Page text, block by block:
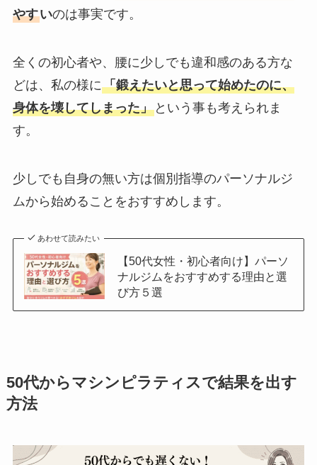
やすいのは事実です。
全くの初心者や、腰に少しでも違和感のある方な
どは、私の様に「鍛えたいと思って始めたのに、
身体を壊してしまった」という事も考えられま
す。
少しでも自身の無い方は個別指導のパーソナルジ
ムから始めることをおすすめします。
あわせて読みたい
【50代女性・初心者向け】パーソ
ナルジムをおすすめする理由と選
び方５選
50代からマシンピラティスで結果を出す
方法